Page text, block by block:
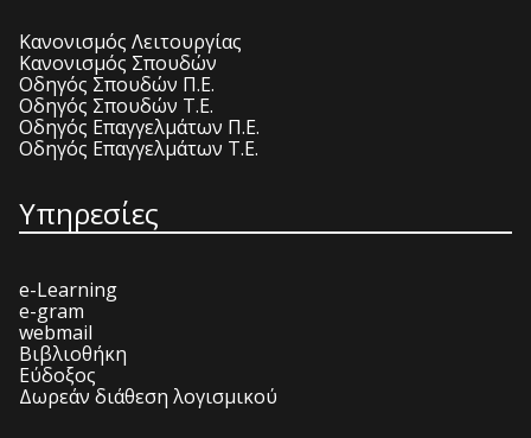
Κανονισμός Λειτουργίας
Κανονισμός Σπουδών
Οδηγός Σπουδών Π.Ε.
Οδηγός Σπουδών Τ.Ε.
Οδηγός Επαγγελμάτων Π.Ε.
Οδηγός Επαγγελμάτων Τ.Ε.
Υπηρεσίες
e-Learning
e-gram
webmail
Βιβλιοθήκη
Εύδοξος
Δωρεάν διάθεση λογισμικού